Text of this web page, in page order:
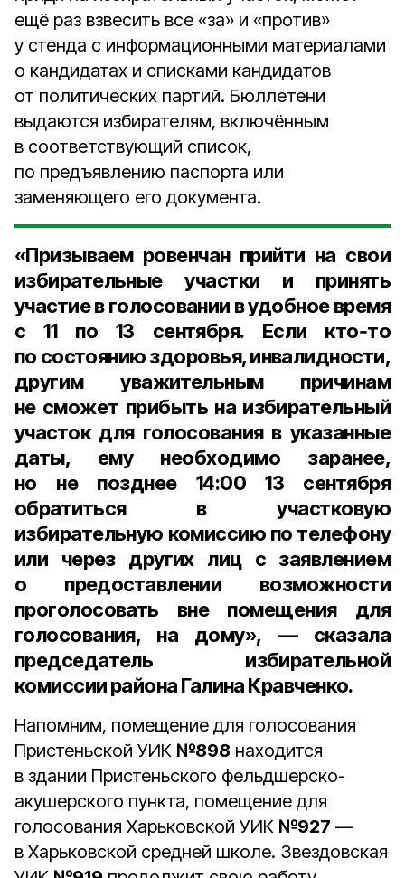
ещё раз взвесить все «за» и «против»
у стенда с информационными материалами
о кандидатах и списками кандидатов
от политических партий. Бюллетени
выдаются избирателям, включённым
в соответствующий список,
по предъявлению паспорта или
заменяющего его документа.
«Призываем ровенчан прийти на свои
избирательные участки и принять
участие в голосовании в удобное время
с11по 13 сентября. Если кто‑то
по состоянию здоровья, инвалидности,
другим уважительным причинам
не сможет прибыть на избирательный
участок для голосования в указанные
даты, ему необходимо заранее,
но не позднее 14:00
13 сентября
обратиться в участковую
избирательную комиссию по телефону
или через других лиц с заявлением
о предоставлении возможности
проголосовать вне помещения для
голосования, на дому», — сказала
председатель избирательной
комиссии района Галина Кравченко.
Напомним, помещение для голосования
Пристеньской УИК №898 находится
в здании Пристеньского фельдшерско-
акушерского пункта, помещение для
голосования Харьковской УИК №927 —
в Харьковской средней школе. Звездовская